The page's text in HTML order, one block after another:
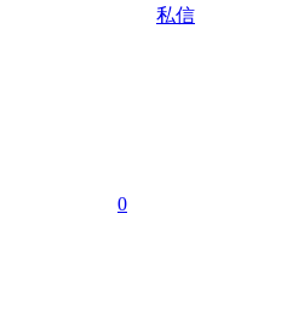
私信
0